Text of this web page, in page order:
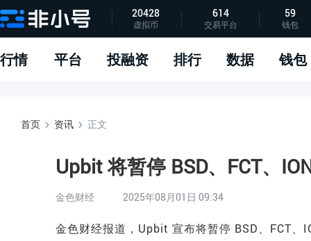
APP下载
指标说明
问题反馈
20428
虚拟币
614
交易平台
59
钱包
行情 平台 投融资 排行 数据 钱包
首页 资讯 正文
Upbit 将暂停 BSD、FCT、
金色财经 2025年08月01日 09:34
金色财经报道，Upbit 宣布将暂停 BSD、FCT